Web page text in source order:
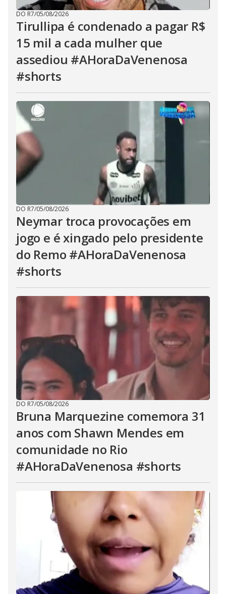
DO R7/05/08/2026
Tirullipa é condenado a pagar R$
15 mil a cada mulher que
assediou #AHoraDaVenenosa
#shorts
DO R7/05/08/2026
Neymar troca provocações em
jogo e é xingado pelo presidente
do Remo #AHoraDaVenenosa
#shorts
DO R7/05/08/2026
Bruna Marquezine comemora 31
anos com Shawn Mendes em
comunidade no Rio
#AHoraDaVenenosa #shorts